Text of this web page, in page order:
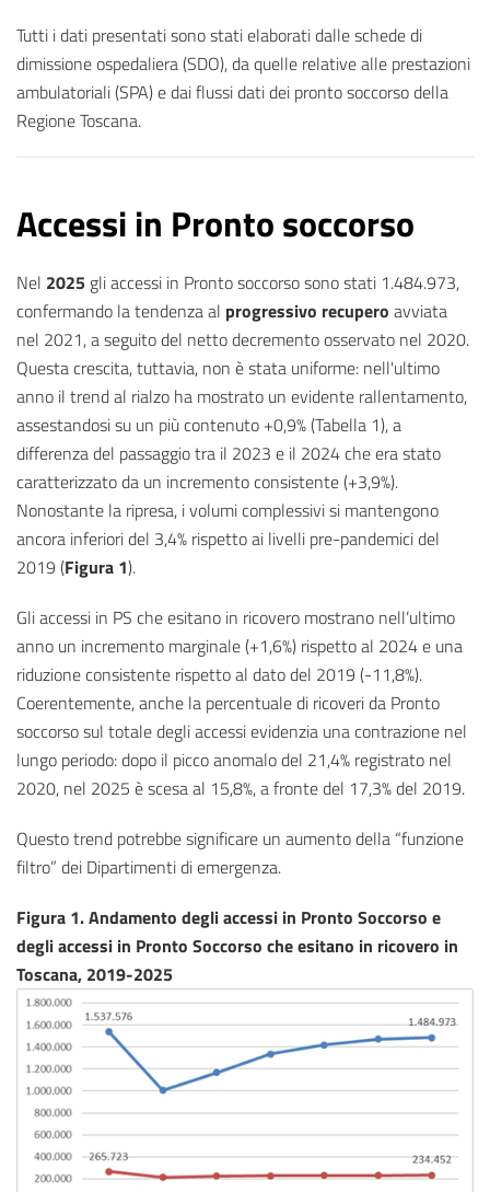
Tutti i dati presentati sono stati elaborati dalle schede di
dimissione ospedaliera (SDO), da quelle relative alle prestazioni
ambulatoriali (SPA) e dai flussi dati dei pronto soccorso della
Regione Toscana.
Accessi in Pronto soccorso
Nel 2025 gli accessi in Pronto soccorso sono stati 1.484.973,
confermando la tendenza al progressivo recupero avviata
nel 2021, a seguito del netto decremento osservato nel 2020.
Questa crescita, tuttavia, non è stata uniforme: nell'ultimo
anno il trend al rialzo ha mostrato un evidente rallentamento,
assestandosi su un più contenuto +0,9% (Tabella 1), a
differenza del passaggio tra il 2023 e il 2024 che era stato
caratterizzato da un incremento consistente (+3,9%).
Nonostante la ripresa, i volumi complessivi si mantengono
ancora inferiori del 3,4% rispetto ai livelli pre-pandemici del
2019 (Figura 1).
Gli accessi in PS che esitano in ricovero mostrano nell’ultimo
anno un incremento marginale (+1,6%) rispetto al 2024 e una
riduzione consistente rispetto al dato del 2019 (-11,8%).
Coerentemente, anche la percentuale di ricoveri da Pronto
soccorso sul totale degli accessi evidenzia una contrazione nel
lungo periodo: dopo il picco anomalo del 21,4% registrato nel
2020, nel 2025 è scesa al 15,8%, a fronte del 17,3% del 2019.
Questo trend potrebbe significare un aumento della “funzione
filtro” dei Dipartimenti di emergenza.
Figura 1. Andamento degli accessi in Pronto Soccorso e
degli accessi in Pronto Soccorso che esitano in ricovero in
Toscana, 2019-2025